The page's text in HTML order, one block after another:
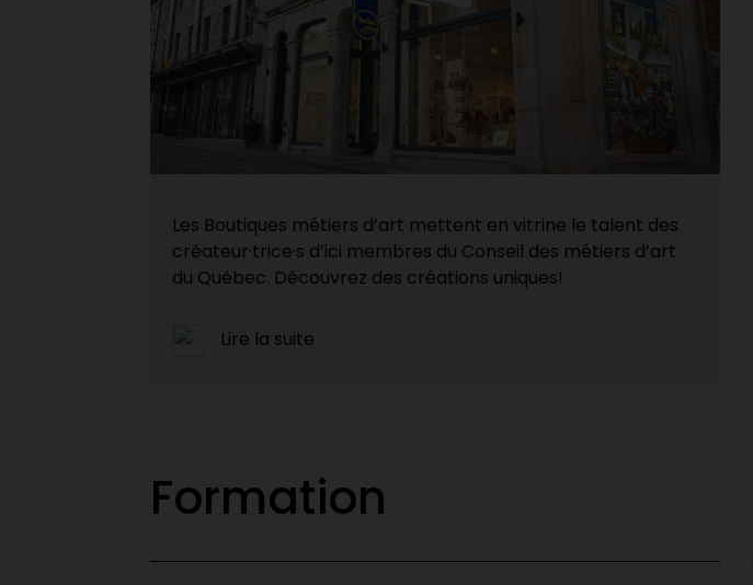
Les Boutiques métiers d’art mettent en vitrine le talent des
créateur·trice·s d’ici membres du Conseil des métiers d’art
du Québec. Découvrez des créations uniques!
Lire la suite
Formation